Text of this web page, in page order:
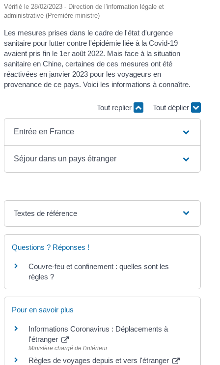
Vérifié le 28/02/2023 - Direction de l'information légale et
administrative (Première ministre)
Les mesures prises dans le cadre de l'état d'urgence
sanitaire pour lutter contre l'épidémie liée à la Covid-19
avaient pris fin le 1eraoût 2022. Mais face à la situation
sanitaire en Chine, certaines de ces mesures ont été
réactivées en janvier 2023 pour les voyageurs en
provenance de ce pays. Voici les informations à connaître.
Tout replier Tout déplier
Entrée en France
Séjour dans un pays étranger
Textes de référence
Questions ? Réponses !
Couvre-feu et confinement : quelles sont les
règles ?
Pour en savoir plus
Informations Coronavirus : Déplacements à
l'étranger
Ministère chargé de l'intérieur
Règles de voyages depuis et vers l'étranger